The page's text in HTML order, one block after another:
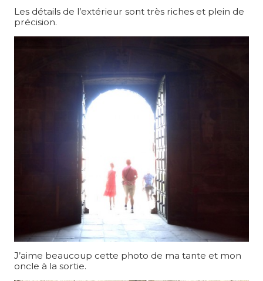
Les détails de l’extérieur sont très riches et plein de
précision.
J’aime beaucoup cette photo de ma tante et mon
oncle à la sortie.